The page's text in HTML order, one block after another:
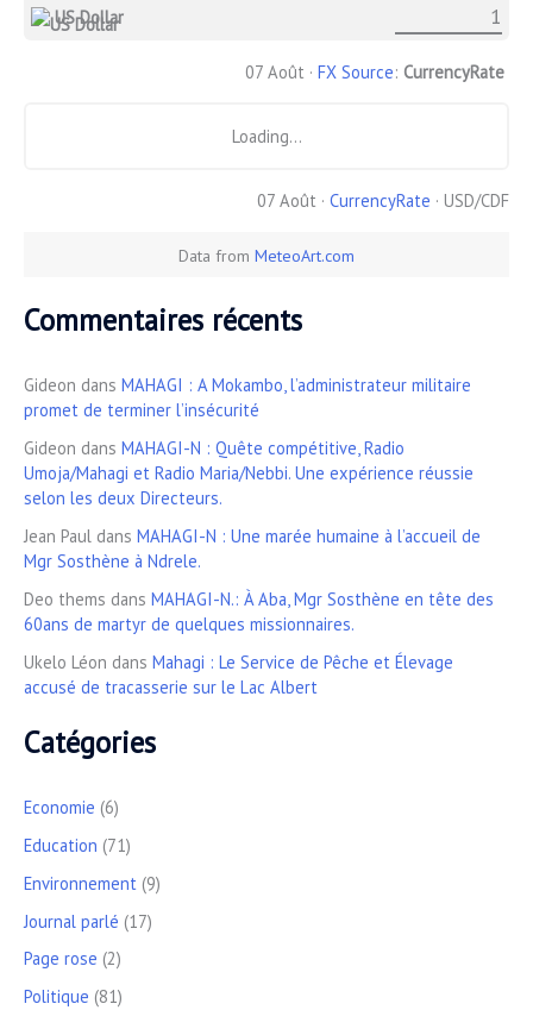
US Dollar
07 Août · FX Source: CurrencyRate
Loading...
07 Août · CurrencyRate · USD/CDF
Data from MeteoArt.com
Commentaires récents
Gideon dans MAHAGI : A Mokambo, l’administrateur militaire
promet de terminer l’insécurité
Gideon dans MAHAGI-N : Quête compétitive, Radio
Umoja/Mahagi et Radio Maria/Nebbi. Une expérience réussie
selon les deux Directeurs.
Jean Paul dans MAHAGI-N : Une marée humaine à l’accueil de
Mgr Sosthène à Ndrele.
Deo thems dans MAHAGI-N.: À Aba, Mgr Sosthène en tête des
60ans de martyr de quelques missionnaires.
Ukelo Léon dans Mahagi : Le Service de Pêche et Élevage
accusé de tracasserie sur le Lac Albert
Catégories
Economie (6)
Education (71)
Environnement (9)
Journal parlé (17)
Page rose (2)
Politique (81)